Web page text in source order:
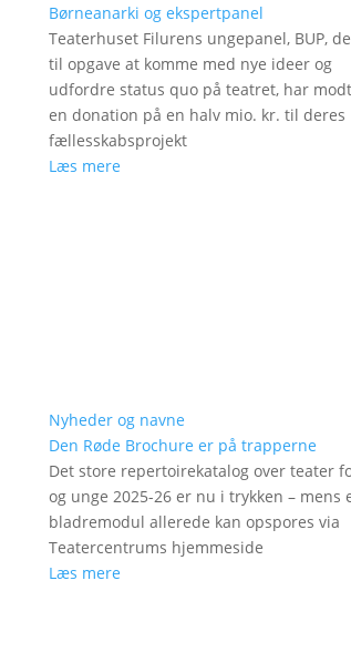
Børneanarki og ekspertpanel
Teaterhuset Filurens ungepanel, BUP,
til opgave at komme med nye ideer og
udfordre status quo på teatret, har
en donation på en halv mio. kr. til deres
fællesskabsprojekt
Læs mere
Nyheder og navne
Den Røde Brochure er på trapperne
Det store repertoirekatalog over teater
og unge 2025-26 er nu i trykken – mens
bladremodul allerede kan opspores via
Teatercentrums hjemmeside
Læs mere